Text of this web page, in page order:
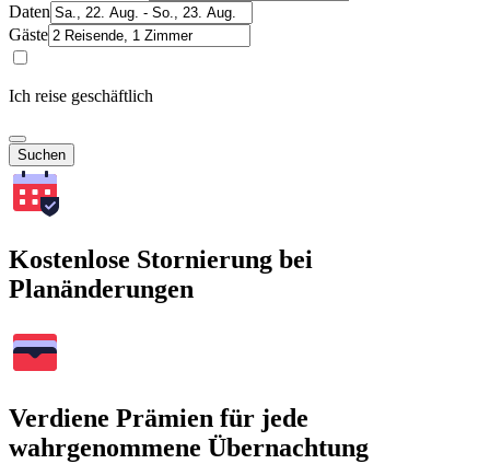
Daten
Gäste
Ich reise geschäftlich
Suchen
Kostenlose Stornierung bei
Planänderungen
Verdiene Prämien für jede
wahrgenommene Übernachtung